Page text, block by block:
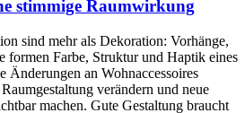
stimmige Raumwirkung
sind mehr als Dekoration: Vorhänge,
formen Farbe, Struktur und Haptik eines
Änderungen an Wohnaccessoires
verändern und neue
machen. Gute Gestaltung braucht